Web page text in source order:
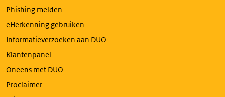
Phishing melden
eHerkenning gebruiken
Informatieverzoeken aan DUO
Klantenpanel
Oneens met DUO
Proclaimer